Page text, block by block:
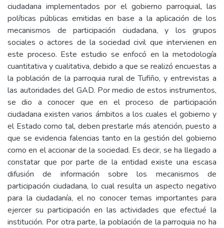
ciudadana implementados por el gobierno parroquial, las
políticas públicas emitidas en base a la aplicación de los
mecanismos de participación ciudadana, y los grupos
sociales o actores de la sociedad civil que intervienen en
este proceso. Este estudio se enfocó en la metodología
cuantitativa y cualitativa, debido a que se realizó encuestas a
la población de la parroquia rural de Tufiño, y entrevistas a
las autoridades del GAD. Por medio de estos instrumentos,
se dio a conocer que en el proceso de participación
ciudadana existen varios ámbitos a los cuales el gobierno y
el Estado como tal, deben prestarle más atención, puesto a
que se evidencia falencias tanto en la gestión del gobierno
como en el accionar de la sociedad. Es decir, se ha llegado a
constatar que por parte de la entidad existe una escasa
difusión de información sobre los mecanismos de
participación ciudadana, lo cual resulta un aspecto negativo
para la ciudadanía, el no conocer temas importantes para
ejercer su participación en las actividades que efectué la
institución. Por otra parte, la población de la parroquia no ha